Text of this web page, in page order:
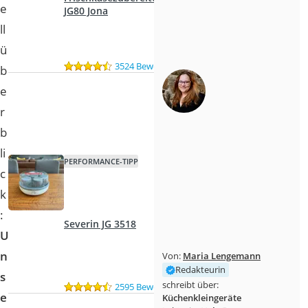
e
ll
ü
b
e
r
b
li
c
k
:
U
n
s
e
JG80 Jona
3524 Bewertungen
PERFORMANCE-TIPP
Severin JG 3518
2595 Bewertungen
Von: Maria Lengemann
Redakteurin
schreibt über:
Küchenkleingeräte